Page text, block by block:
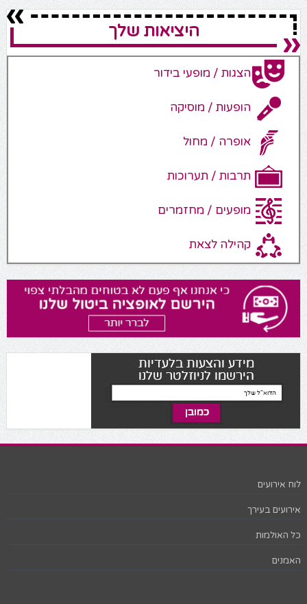
היציאות שלך
הצגות / מופעי בידור
הופעות / מוסיקה
אופרה / מחול
תרבות / תערוכות
מופעים / מחזמרים
קהילה לצאת
לוח אירועים
אירועים בעירך
כל האולמות
האמנים